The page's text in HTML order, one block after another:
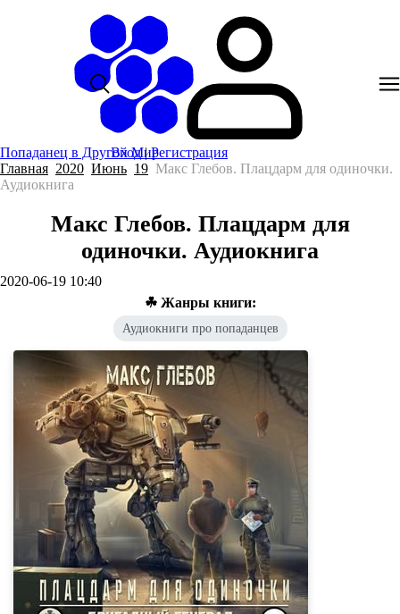
Попаданец в Другой Мир
Вход|Регистрация
Главная 2020 Июнь 19 Макс Глебов. Плацдарм для одиночки.
Аудиокнига
Макс Глебов. Плацдарм для
одиночки. Аудиокнига
2020-06-19 10:40
☘ Жанры книги:
Аудиокниги про попаданцев